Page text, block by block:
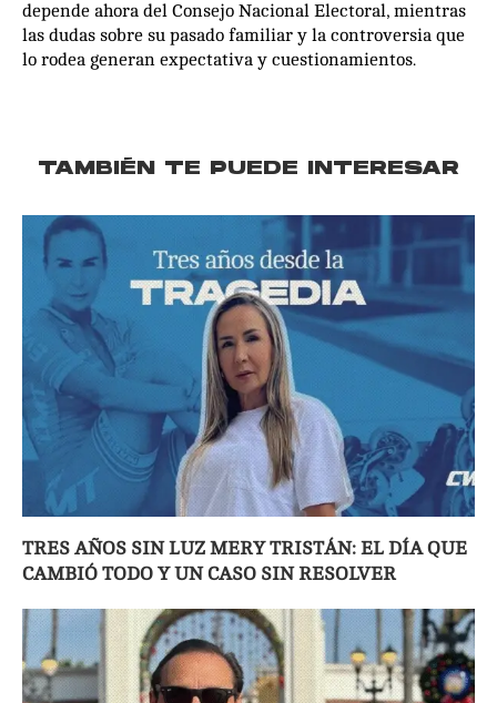
depende ahora del Consejo Nacional Electoral, mientras
las dudas sobre su pasado familiar y la controversia que
lo rodea generan expectativa y cuestionamientos.
TAMBIÉN TE PUEDE INTERESAR
TRES AÑOS SIN LUZ MERY TRISTÁN: EL DÍA QUE
CAMBIÓ TODO Y UN CASO SIN RESOLVER